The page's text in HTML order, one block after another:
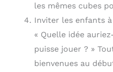
les mêmes cubes
Inviter les enfants
« Quelle idée
puisse jouer ? »
bienvenues au